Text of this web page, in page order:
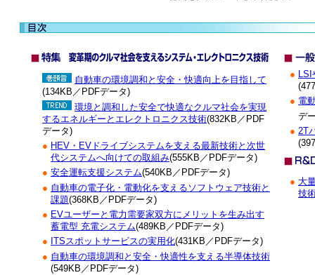
自動車の環境調和と安全・快適向上を目指して
(134KB／PDFデータ)
環境と調和した安全で快適なクルマ社会を実現
するエネルギーとエレクトロニクス技術(832KB／PDF
データ)
● HEV・EVドライブシステムを支える最新技術と次世
代システムへ向けての取組み(555KB／PDFデータ)
● 安全運転支援システム(540KB／PDFデータ)
● 自動車の電子化・電動化を支えるソフトウェア技術と
課題(368KB／PDFデータ)
● EVユーザーと電力需要家双方にメリットを生み出す
蓄電型 充電システム(489KB／PDFデータ)
● ITSスポットサービスの実用化(431KB／PDFデータ)
● 自動車の環境調和と安全・快適性を支える半導体技術
(549KB／PDFデータ)
● LSI
● 電
デ
● 2T
● 大
技